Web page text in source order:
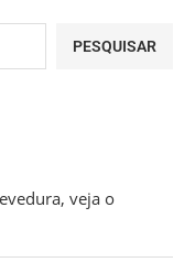
PESQUISAR
veja o